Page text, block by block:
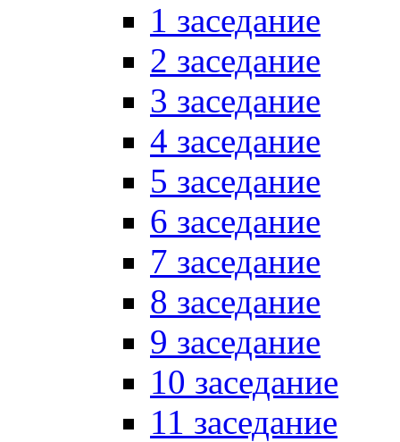
1 заседание
2 заседание
3 заседание
4 заседание
5 заседание
6 заседание
7 заседание
8 заседание
9 заседание
10 заседание
11 заседание